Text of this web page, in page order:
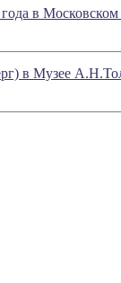
в Московском
в Музее